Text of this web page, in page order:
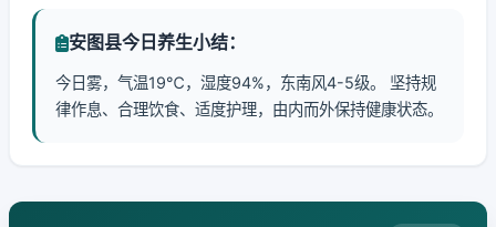
安图县今日养生小结：
今日雾，气温19℃，湿度94%，东南风4-5级。 坚持规
律作息、合理饮食、适度护理，由内而外保持健康状态。